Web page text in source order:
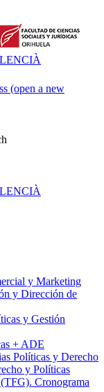
(open a new
y Marketing
y Dirección de
y Gestión
+ ADE
Políticas y Derecho
y Políticas
Cronograma